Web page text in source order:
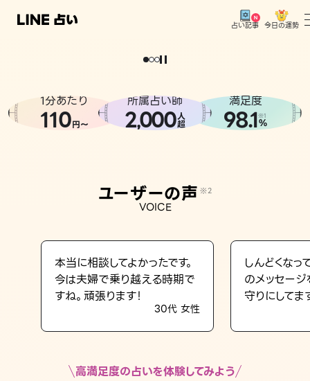
占い記事 今日の運勢
相談事例
LINE占いを開く
※LINEアプリ内のサービスページへ遷移します
どうせなら
。
1分あたり
110円〜
所属占い師
2,000人
超
満足度
98.1※1
%
ユーザーの声 ※2
VOICE
本当に相談してよかったです。
今は夫婦で乗り越える時期で
すね。頑張ります！
30代 女性
しんどくなっ
のメッセー
守りにしてま
高満足度の占いを体験してみよう